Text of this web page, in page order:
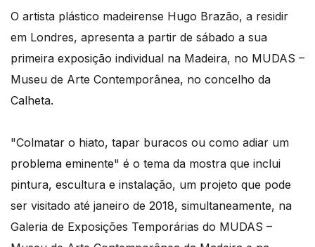
O artista plástico madeirense Hugo Brazão, a residir
em Londres, apresenta a partir de sábado a sua
primeira exposição individual na Madeira, no MUDAS –
Museu de Arte Contemporânea, no concelho da
Calheta.
"Colmatar o hiato, tapar buracos ou como adiar um
problema eminente" é o tema da mostra que inclui
pintura, escultura e instalação, um projeto que pode
ser visitado até janeiro de 2018, simultaneamente, na
Galeria de Exposições Temporárias do MUDAS –